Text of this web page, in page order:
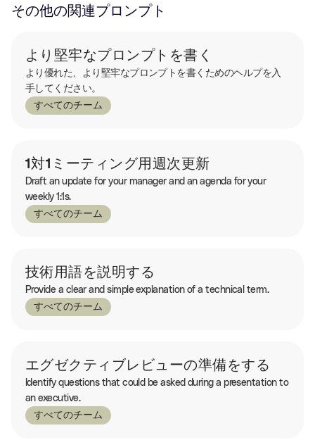
その他の関連プロンプト
より堅牢なプロンプトを書く
より優れた、より堅牢なプロンプトを書くためのヘルプを入
手してください。
すべてのチーム
1対1ミーティング用週次更新
Draft an update for your manager and an agenda for your
weekly 1:1s.
すべてのチーム
技術用語を説明する
Provide a clear and simple explanation of a technical term.
すべてのチーム
エグゼクティブレビューの準備をする
Identify questions that could be asked during a presentation to
an executive.
すべてのチーム